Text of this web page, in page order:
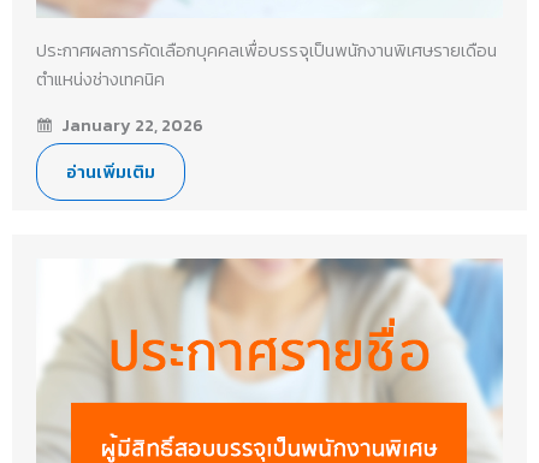
ประกาศผลการคัดเลือกบุคคลเพื่อบรรจุเป็นพนักงานพิเศษรายเดือน
ตำแหน่งช่างเทคนิค
January 22, 2026
อ่านเพิ่มเติม